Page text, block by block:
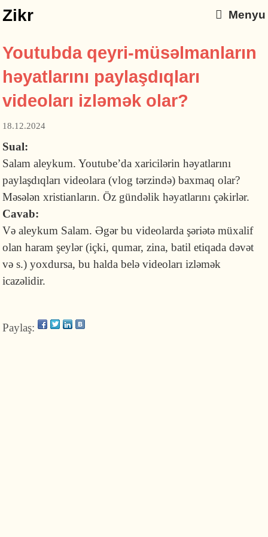
Zikr Menyu
Youtubda qeyri-müsəlmanların
həyatlarını paylaşdıqları
videoları izləmək olar?
18.12.2024
Sual:
Salam aleykum. Youtube’da xaricilərin həyatlarını
paylaşdıqları videolara (vlog tərzində) baxmaq olar?
Məsələn xristianların. Öz gündəlik həyatlarını çəkirlər.
Cavab:
Və aleykum Salam. Əgər bu videolarda şəriətə müxalif
olan haram şeylər (içki, qumar, zina, batil etiqada dəvət
və s.) yoxdursa, bu halda belə videoları izləmək
icazəlidir.
Paylaş: